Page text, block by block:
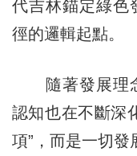
代吉林錨定綠色
徑的邏輯起點。
隨著發展理念
認知也在不斷深
項”，而是一切發